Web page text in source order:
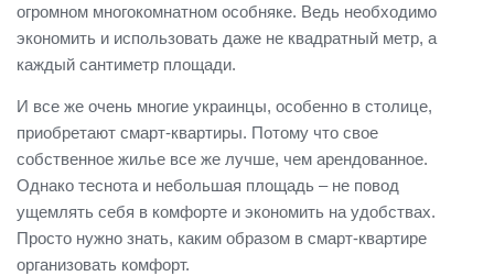
огромном многокомнатном особняке. Ведь необходимо
экономить и использовать даже не квадратный метр, а
каждый сантиметр площади.
И все же очень многие украинцы, особенно в столице,
приобретают смарт-квартиры. Потому что свое
собственное жилье все же лучше, чем арендованное.
Однако теснота и небольшая площадь – не повод
ущемлять себя в комфорте и экономить на удобствах.
Просто нужно знать, каким образом в смарт-квартире
организовать комфорт.